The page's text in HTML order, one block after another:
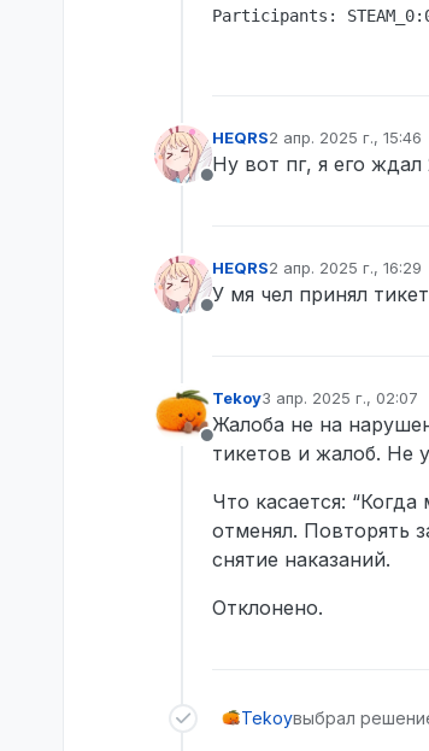
Не в сети
HEQRS2 апр. 2025 г., 15:46
отредактировано
Ну вот пг, я его ждал
Не в сети
HEQRS2 апр. 2025 г., 16:29
отредактировано
У мя чел принял
Не в сети
Tekoy3 апр. 2025 г., 02:07
отредактировано
Жалоба не на
тикетов и жалоб. Не
Что касается:
отменял. Повторять
снятие наказаний.
Отклонено.
Tekoyвыбрал